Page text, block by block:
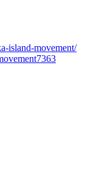
island-movement/